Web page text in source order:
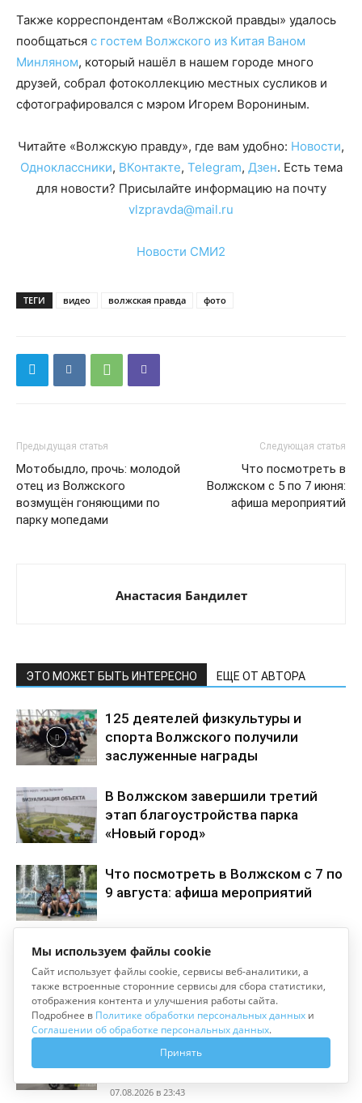
Также корреспондентам «Волжской правды» удалось
пообщаться с гостем Волжского из Китая Ваном
Минляном, который нашёл в нашем городе много
друзей, собрал фотоколлекцию местных сусликов и
сфотографировался с мэром Игорем Ворониным.
Читайте «Волжскую правду», где вам удобно: Новости,
Одноклассники, ВКонтакте, Telegram, Дзен. Есть тема
для новости? Присылайте информацию на почту
vlzpravda@mail.ru
Новости СМИ2
ТЕГИ видео волжская правда фото
Предыдущая статья
Мотобыдло, прочь: молодой
отец из Волжского
возмущён гоняющими по
парку мопедами
Следующая статья
Что посмотреть в
Волжском с 5 по 7 июня:
афиша мероприятий
Анастасия Бандилет
ЭТО МОЖЕТ БЫТЬ ИНТЕРЕСНО ЕЩЕ ОТ АВТОРА
125 деятелей физкультуры и
спорта Волжского получили
заслуженные награды
В Волжском завершили третий
этап благоустройства парка
«Новый город»
Что посмотреть в Волжском с 7 по
9 августа: афиша мероприятий
Последние новости
Волжского получили заслуженные
07.08.2026 в 23:43
Мы используем файлы cookie
Сайт использует файлы cookie, сервисы веб-аналитики, а
также встроенные сторонние сервисы для сбора статистики,
отображения контента и улучшения работы сайта.
Подробнее в Политике обработки персональных данных и
Соглашении об обработке персональных данных.
Принять